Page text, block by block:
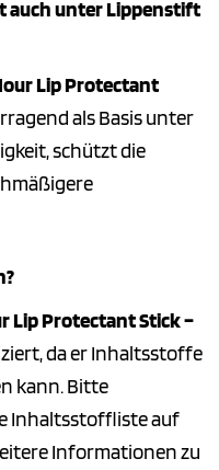
auch unter Lippenstift
Lip Protectant
als Basis unter
schützt die
Lip Protectant Stick –
da er Inhaltsstoffe
kann. Bitte
Inhaltsstoffliste auf
Informationen zu